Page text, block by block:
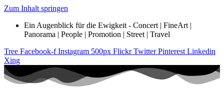
Zum Inhalt springen
Ein Augenblick für die Ewigkeit - Concert | FineArt |
Panorama | People | Promotion | Street | Travel
Tree Facebook-f Instagram 500px Flickr Twitter Pinterest Linkedin
Xing